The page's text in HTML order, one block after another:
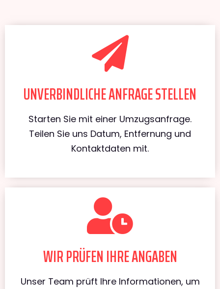
UNVERBINDLICHE ANFRAGE STELLEN
Starten Sie mit einer Umzugsanfrage.
Teilen Sie uns Datum, Entfernung und
Kontaktdaten mit.
WIR PRÜFEN IHRE ANGABEN
Unser Team prüft Ihre Informationen, um